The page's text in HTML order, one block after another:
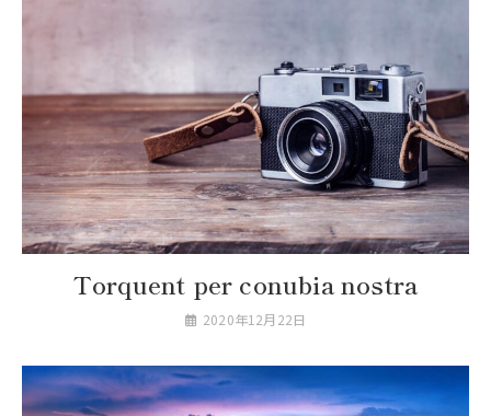
Torquent per conubia nostra
2020年12月22日